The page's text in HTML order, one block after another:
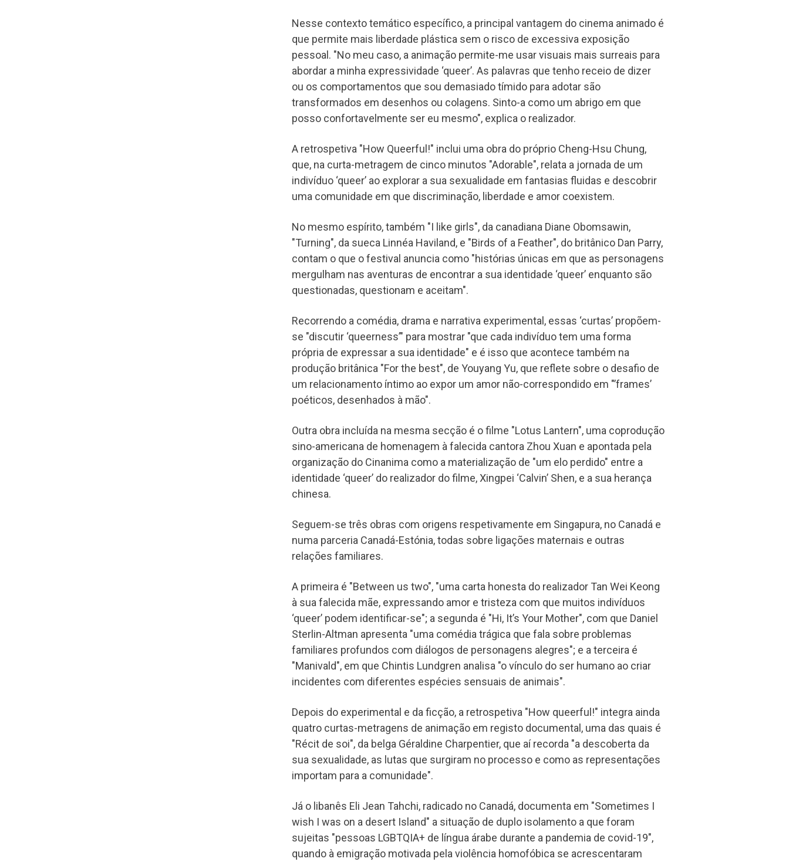
Nesse contexto temático específico, a principal vantagem do cinema animado é
que permite mais liberdade plástica sem o risco de excessiva exposição
pessoal. "No meu caso, a animação permite-me usar visuais mais surreais para
abordar a minha expressividade ‘queer’. As palavras que tenho receio de dizer
ou os comportamentos que sou demasiado tímido para adotar são
transformados em desenhos ou colagens. Sinto-a como um abrigo em que
posso confortavelmente ser eu mesmo", explica o realizador.
A retrospetiva "How Queerful!" inclui uma obra do próprio Cheng-Hsu Chung,
que, na curta-metragem de cinco minutos "Adorable", relata a jornada de um
indivíduo ‘queer’ ao explorar a sua sexualidade em fantasias fluidas e descobrir
uma comunidade em que discriminação, liberdade e amor coexistem.
No mesmo espírito, também "I like girls", da canadiana Diane Obomsawin,
"Turning", da sueca Linnéa Haviland, e "Birds of a Feather", do britânico Dan Parry,
contam o que o festival anuncia como "histórias únicas em que as personagens
mergulham nas aventuras de encontrar a sua identidade ‘queer’ enquanto são
questionadas, questionam e aceitam".
Recorrendo a comédia, drama e narrativa experimental, essas ‘curtas’ propõem-
se "discutir ‘queerness’" para mostrar "que cada indivíduo tem uma forma
própria de expressar a sua identidade" e é isso que acontece também na
produção britânica "For the best", de Youyang Yu, que reflete sobre o desafio de
um relacionamento íntimo ao expor um amor não-correspondido em "’frames’
poéticos, desenhados à mão".
Outra obra incluída na mesma secção é o filme "Lotus Lantern", uma coprodução
sino-americana de homenagem à falecida cantora Zhou Xuan e apontada pela
organização do Cinanima como a materialização de "um elo perdido" entre a
identidade ‘queer’ do realizador do filme, Xingpei ‘Calvin’ Shen, e a sua herança
chinesa.
Seguem-se três obras com origens respetivamente em Singapura, no Canadá e
numa parceria Canadá-Estónia, todas sobre ligações maternais e outras
relações familiares.
A primeira é "Between us two", "uma carta honesta do realizador Tan Wei Keong
à sua falecida mãe, expressando amor e tristeza com que muitos indivíduos
‘queer’ podem identificar-se"; a segunda é "Hi, It’s Your Mother", com que Daniel
Sterlin-Altman apresenta "uma comédia trágica que fala sobre problemas
familiares profundos com diálogos de personagens alegres"; e a terceira é
"Manivald", em que Chintis Lundgren analisa "o vínculo do ser humano ao criar
incidentes com diferentes espécies sensuais de animais".
Depois do experimental e da ficção, a retrospetiva "How queerful!" integra ainda
quatro curtas-metragens de animação em registo documental, uma das quais é
"Récit de soi", da belga Géraldine Charpentier, que aí recorda "a descoberta da
sua sexualidade, as lutas que surgiram no processo e como as representações
importam para a comunidade".
Já o libanês Eli Jean Tahchi, radicado no Canadá, documenta em "Sometimes I
wish I was on a desert Island" a situação de duplo isolamento a que foram
sujeitas "pessoas LGBTQIA+ de língua árabe durante a pandemia de covid-19",
quando à emigração motivada pela violência homofóbica se acrescentaram